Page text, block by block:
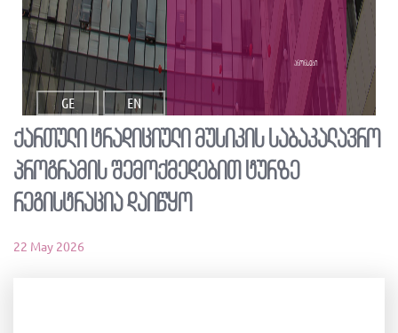
GE EN
ანონსები
ქართული ტრადიციული მუსიკის საბაკალავრო
პროგრამის შემოქმედებით ტურზე
რეგისტრაცია დაიწყო
22 May 2026